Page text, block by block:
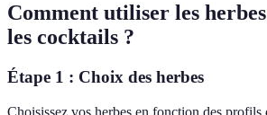
Comment utiliser les
les cocktails ?
Étape 1 : Choix des herbes
Choisissez vos herbes en fonction des profils